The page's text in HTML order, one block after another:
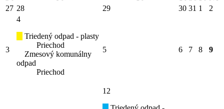
27 28 29 30 31 1 2
3
4
Triedený odpad - plasty
Priechod
Zmesový komunálny
odpad
Priechod
5 6 7 8 9
12